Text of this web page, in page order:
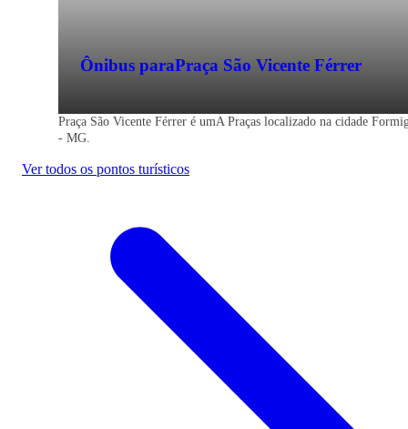
Ônibus paraPraça São Vicente Férrer
Praça São Vicente Férrer é umA Praças localizado na cidade
- MG.
Ver todos os pontos turísticos